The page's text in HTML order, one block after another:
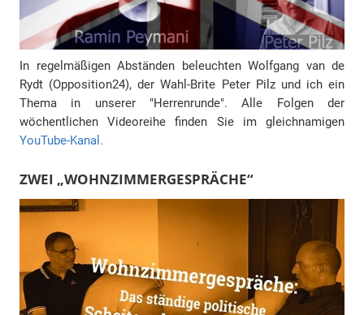
In regelmäßigen Abständen beleuchten Wolfgang van de
Rydt (Opposition24), der Wahl-Brite Peter Pilz und ich ein
Thema in unserer "Herrenrunde". Alle Folgen der
wöchentlichen Videoreihe finden Sie im gleichnamigen
YouTube-Kanal.
ZWEI „WOHNZIMMERGESPRÄCHE“